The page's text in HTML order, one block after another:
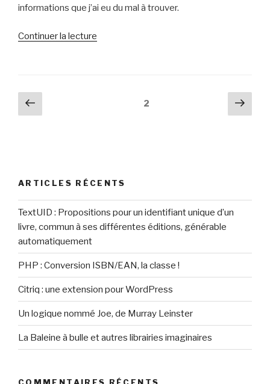
informations que j’ai eu du mal à trouver.
Continuer la lecture
Navigation
des
Page
précédente
2
ARTICLES RÉCENTS
TextUID : Propositions pour un identifiant unique d’un
livre, commun à ses différentes éditions, générable
automatiquement
PHP : Conversion ISBN/EAN, la classe !
Citriq : une extension pour WordPress
Un logique nommé Joe, de Murray Leinster
La Baleine à bulle et autres librairies imaginaires